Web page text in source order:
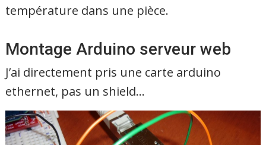
température dans une pièce.
Montage Arduino serveur web
J’ai directement pris une carte arduino
ethernet, pas un shield…